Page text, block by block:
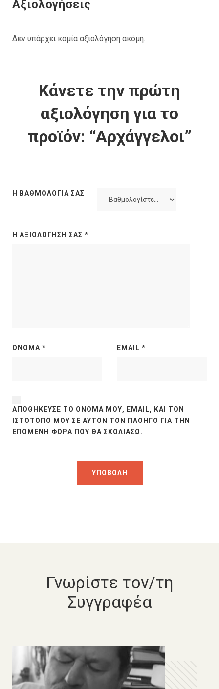
Αξιολογήσεις
Δεν υπάρχει καμία αξιολόγηση ακόμη.
Κάνετε την πρώτη
αξιολόγηση για το
προϊόν: “Αρχάγγελοι”
Η ΒΑΘΜΟΛΟΓΊΑ ΣΑΣ
Η ΑΞΙΟΛΌΓΗΣΉ ΣΑΣ *
ΌΝΟΜΑ * EMAIL *
ΑΠΟΘΉΚΕΥΣΕ ΤΟ ΌΝΟΜΆ ΜΟΥ, EMAIL, ΚΑΙ ΤΟΝ
ΙΣΤΌΤΟΠΟ ΜΟΥ ΣΕ ΑΥΤΌΝ ΤΟΝ ΠΛΟΗΓΌ ΓΙΑ ΤΗΝ
ΕΠΌΜΕΝΗ ΦΟΡΆ ΠΟΥ ΘΑ ΣΧΟΛΙΆΣΩ.
Γνωρίστε τον/τη
Συγγραφέα